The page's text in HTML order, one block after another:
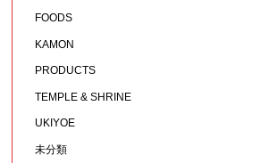
FOODS
KAMON
PRODUCTS
TEMPLE & SHRINE
UKIYOE
未分類